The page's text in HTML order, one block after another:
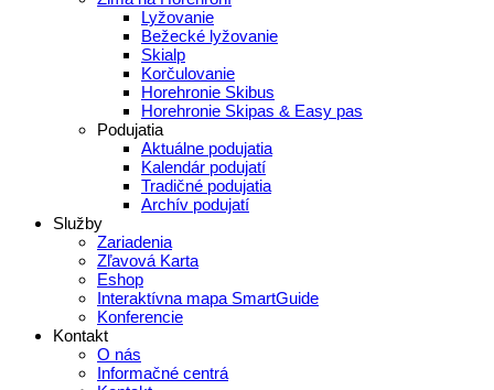
Lyžovanie
Bežecké lyžovanie
Skialp
Korčulovanie
Horehronie Skibus
Horehronie Skipas & Easy pas
Podujatia
Aktuálne podujatia
Kalendár podujatí
Tradičné podujatia
Archív podujatí
Služby
Zariadenia
Zľavová Karta
Eshop
Interaktívna mapa SmartGuide
Konferencie
Kontakt
O nás
Informačné centrá